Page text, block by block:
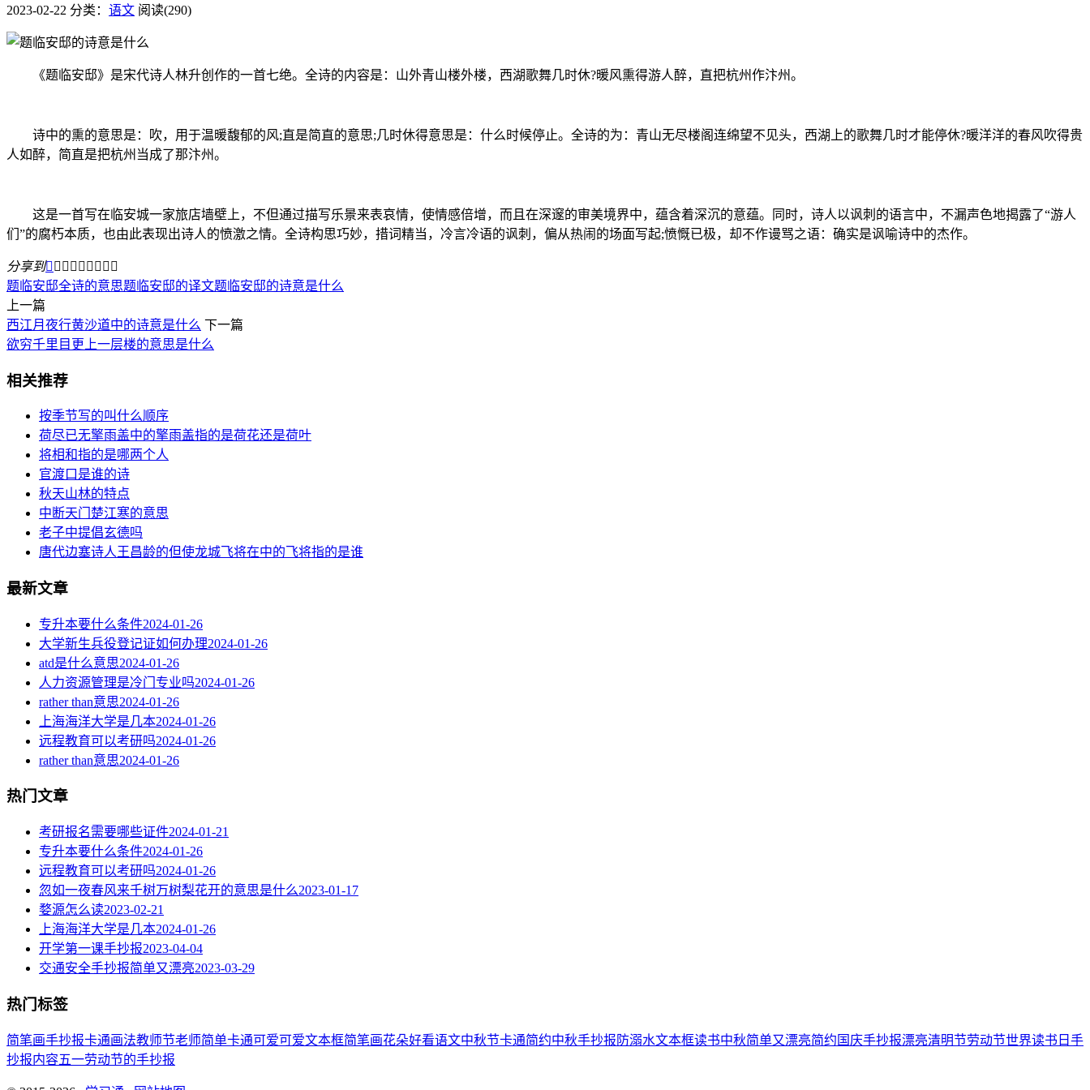
2023-02-22 分类： 语文 阅读(290)
《题临安邸》是宋代诗人林升创作的一首七绝。全诗的内容是：山外青山楼外楼，西湖歌舞几时休?暖风熏得游人醉，直把杭州作汴州。
诗中的熏的意思是：吹，用于温暖馥郁的风;直是简直的意思;几时休得意思是：什么时候停止。全诗的为：青山无尽楼阁连绵望不见头，西湖上的歌舞几时才能停休?暖洋洋的春风吹得贵
人如醉，简直是把杭州当成了那汴州。
这是一首写在临安城一家旅店墙壁上，不但通过描写乐景来表哀情，使情感倍增，而且在深邃的审美境界中，蕴含着深沉的意蕴。同时，诗人以讽刺的语言中，不漏声色地揭露了“游人
们”的腐朽本质，也由此表现出诗人的愤激之情。全诗构思巧妙，措词精当，冷言冷语的讽刺，偏从热闹的场面写起;愤慨已极，却不作谩骂之语：确实是讽喻诗中的杰作。
分享到        
题临安邸全诗的意思题临安邸的译文题临安邸的诗意是什么
上一篇
西江月夜行黄沙道中的诗意是什么 下一篇
欲穷千里目更上一层楼的意思是什么
相关推荐
按季节写的叫什么顺序
荷尽已无擎雨盖中的擎雨盖指的是荷花还是荷叶
将相和指的是哪两个人
官渡口是谁的诗
秋天山林的特点
中断天门楚江寒的意思
老子中提倡玄德吗
唐代边塞诗人王昌龄的但使龙城飞将在中的飞将指的是谁
最新文章
专升本要什么条件2024-01-26
大学新生兵役登记证如何办理2024-01-26
atd是什么意思2024-01-26
人力资源管理是冷门专业吗2024-01-26
rather than意思2024-01-26
上海海洋大学是几本2024-01-26
远程教育可以考研吗2024-01-26
rather than意思2024-01-26
热门文章
考研报名需要哪些证件2024-01-21
专升本要什么条件2024-01-26
远程教育可以考研吗2024-01-26
忽如一夜春风来千树万树梨花开的意思是什么2023-01-17
婺源怎么读2023-02-21
上海海洋大学是几本2024-01-26
开学第一课手抄报2023-04-04
交通安全手抄报简单又漂亮2023-03-29
热门标签
简笔画手抄报卡通画法教师节老师简单卡通可爱可爱文本框简笔画花朵好看语文中秋节卡通简约中秋手抄报 防溺水文本框读书中秋简单又漂亮简约 国庆手抄报漂亮清明节劳动节世界读书日 手
抄报内容五一劳动节的手抄报